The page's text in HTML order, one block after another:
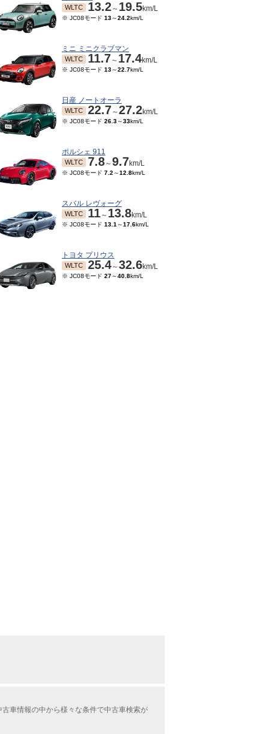
WLTC 13.2～ 19.5km/L
※ JC08モード 13～24.2km/L
ミニ ミニクラブマン
WLTC 11.7～ 17.4km/L
※ JC08モード 13～22.7km/L
日産 ノートオーラ
WLTC 22.7～27.2km/L
※ JC08モード 26.3～33km/L
ポルシェ 911
WLTC 7.8～9.7km/L
※ JC08モード 7.2 ～12.8km/L
スバル レヴォーグ
WLTC 11～ 13.8km/L
※ JC08モード 13.1 ～17.6km/L
トヨタ プリウス
WLTC 25.4～32.6km/L
※ JC08モード 27～40.8km/L
車情報の中から様々な条件で中古車検索が